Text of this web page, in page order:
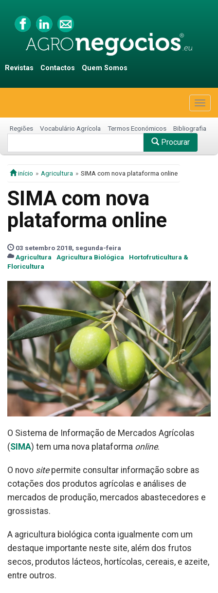
Revistas Contactos Quem Somos
Regiões Vocabulário Agrícola Termos Económicos Bibliografia
Procurar
início Agricultura SIMA com nova plataforma online
SIMA com nova
plataforma online
03 setembro 2018, segunda-feira
Agricultura
Agricultura Biológica
Hortofruticultura &
Floricultura
O Sistema de Informação de Mercados Agrícolas
(SIMA) tem uma nova plataforma online.
O novo site permite consultar informação sobre as
cotações dos produtos agrícolas e análises de
mercados de produção, mercados abastecedores e
grossistas.
A agricultura biológica conta igualmente com um
destaque importante neste site, além dos frutos
secos, produtos lácteos, hortícolas, cereais, e azeite,
entre outros.